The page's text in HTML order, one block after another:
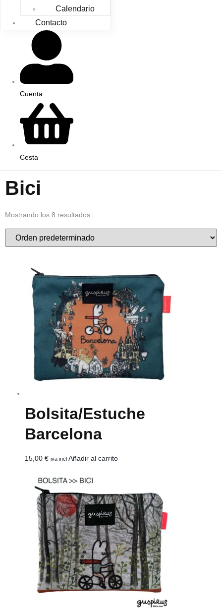
Calendario
Contacto
Cuenta
Cesta
Bici
Mostrando los 8 resultados
Bolsita/estuche
Barcelona
15,00 € iva incl Añadir al carrito